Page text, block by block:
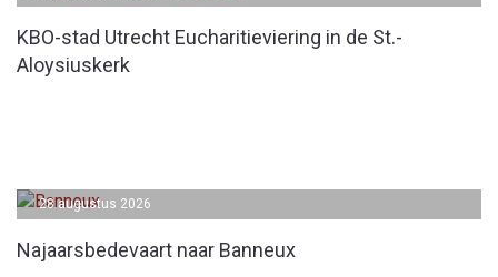
KBO-stad Utrecht Eucharitieviering in de St.-
Aloysiuskerk
Najaarsbedevaart naar Banneux
28 augustus 2026